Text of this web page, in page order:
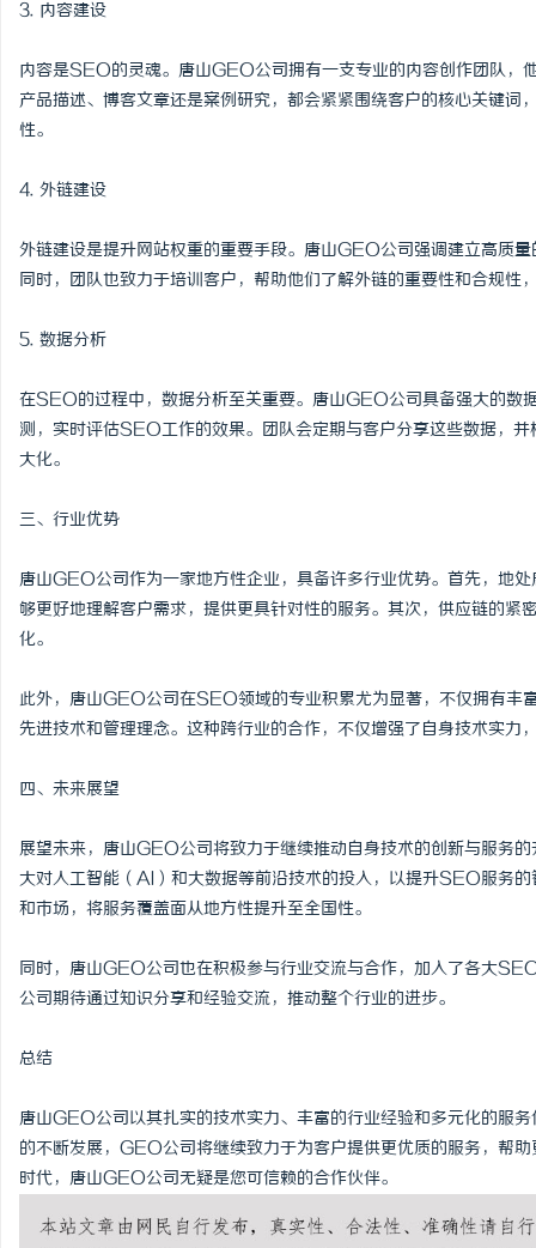
3. 内容建设
内容是SEO的灵魂。唐山GEO公司拥有一支专业的内容创作团队，
产品描述、博客文章还是案例研究，都会紧紧围绕客户的核心关键
性。
4. 外链建设
外链建设是提升网站权重的重要手段。唐山GEO公司强调建立高质
同时，团队也致力于培训客户，帮助他们了解外链的重要性和合规性
5. 数据分析
在SEO的过程中，数据分析至关重要。唐山GEO公司具备强大的数
测，实时评估SEO工作的效果。团队会定期与客户分享这些数据，
大化。
三、行业优势
唐山GEO公司作为一家地方性企业，具备许多行业优势。首先，地
够更好地理解客户需求，提供更具针对性的服务。其次，供应链的
化。
此外，唐山GEO公司在SEO领域的专业积累尤为显著，不仅拥有丰
先进技术和管理理念。这种跨行业的合作，不仅增强了自身技术实力
四、未来展望
展望未来，唐山GEO公司将致力于继续推动自身技术的创新与服务
大对人工智能（AI）和大数据等前沿技术的投入，以提升SEO服务
和市场，将服务覆盖面从地方性提升至全国性。
同时，唐山GEO公司也在积极参与行业交流与合作，加入了各大
公司期待通过知识分享和经验交流，推动整个行业的进步。
总结
唐山GEO公司以其扎实的技术实力、丰富的行业经验和多元化的服
的不断发展，GEO公司将继续致力于为客户提供更优质的服务，帮
时代，唐山GEO公司无疑是您可信赖的合作伙伴。